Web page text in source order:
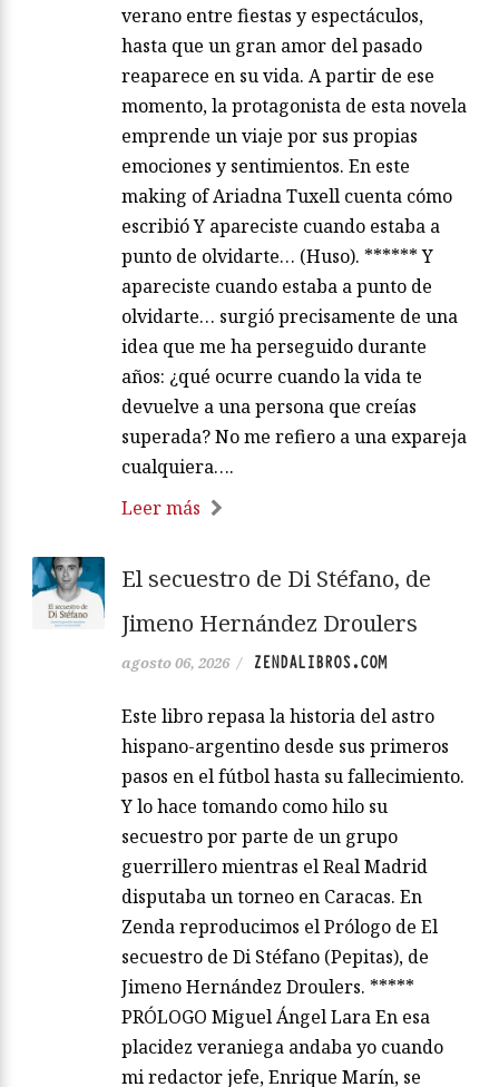
verano entre fiestas y espectáculos,
hasta que un gran amor del pasado
reaparece en su vida. A partir de ese
momento, la protagonista de esta novela
emprende un viaje por sus propias
emociones y sentimientos. En este
making of Ariadna Tuxell cuenta cómo
escribió Y apareciste cuando estaba a
punto de olvidarte… (Huso). ****** Y
apareciste cuando estaba a punto de
olvidarte… surgió precisamente de una
idea que me ha perseguido durante
años: ¿qué ocurre cuando la vida te
devuelve a una persona que creías
superada? No me refiero a una expareja
cualquiera….
Leer más
El secuestro de Di Stéfano, de
Jimeno Hernández Droulers
agosto 06, 2026 / ZENDALIBROS.COM
Este libro repasa la historia del astro
hispano-argentino desde sus primeros
pasos en el fútbol hasta su fallecimiento.
Y lo hace tomando como hilo su
secuestro por parte de un grupo
guerrillero mientras el Real Madrid
disputaba un torneo en Caracas. En
Zenda reproducimos el Prólogo de El
secuestro de Di Stéfano (Pepitas), de
Jimeno Hernández Droulers. *****
PRÓLOGO Miguel Ángel Lara En esa
placidez veraniega andaba yo cuando
mi redactor jefe, Enrique Marín, se